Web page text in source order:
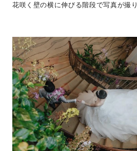
花咲く壁の横に伸びる階段で写真が撮